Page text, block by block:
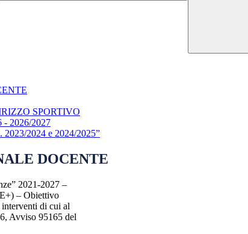
SPORTIVO
- 2026/2027
2023/2024 e 2024/2025”
DOCENTE
2021-2027 –
– Obiettivo
di cui al
Avviso 95165 del